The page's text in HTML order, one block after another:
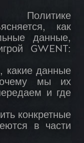
как
данные,
GWENT:
какие данные
мы их
и где
конкретные
в части